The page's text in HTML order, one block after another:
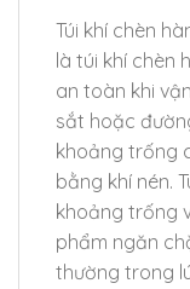
Túi khí chèn
là túi khí chèn
an toàn khi
sắt hoặc
khoảng trống
bằng khí nén.
khoảng trống
phẩm ngăn
thường trong